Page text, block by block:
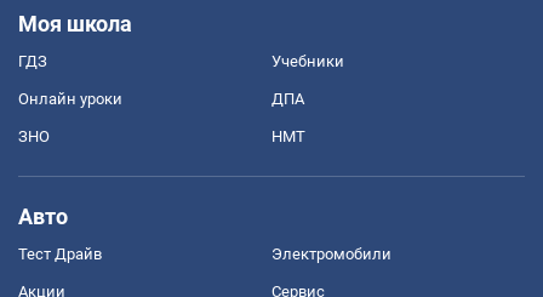
Моя школа
ГДЗ Учебники
Онлайн уроки ДПА
ЗНО НМТ
Авто
Тест Драйв Электромобили
Акции Сервис